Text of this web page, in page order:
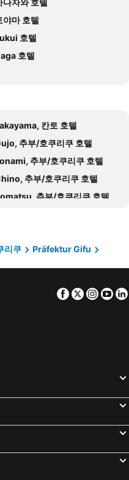
Stay Karatachi
City Hotel Four Seasons
of tea ensemble
Kanko Business Hotel Matsuyama Hida Takayama
Hotel Hidatakayama East
다카소 산게츠
Yamanoiori
지 료칸
나자와 호텔
야마 호텔
호텔
호텔
칸토 호텔
추부/호쿠리쿠 호텔
추부/호쿠리쿠 호텔
추부/호쿠리쿠 호텔
추부/호쿠리쿠 호텔
추부/호쿠리쿠 호텔
추부/호쿠리쿠 호텔
시즈오카, 추부/호쿠리쿠 호텔
후인, 큐슈섬 호텔
리쿠
Präfektur Gifu
Facebook
Twitter